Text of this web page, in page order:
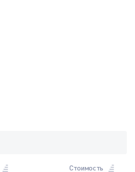
Стоимость